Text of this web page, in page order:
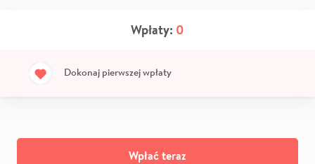
Wpłaty: 0
Dokonaj pierwszej wpłaty
Wpłać teraz